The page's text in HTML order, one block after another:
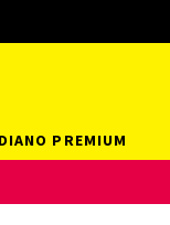
PREMIUM